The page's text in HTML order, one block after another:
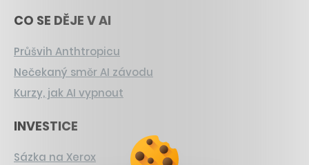
CO SE DĚJE V AI
Průšvih Anthtropicu
Nečekaný směr AI závodu
Kurzy, jak AI vypnout
INVESTICE
Sázka na Xerox